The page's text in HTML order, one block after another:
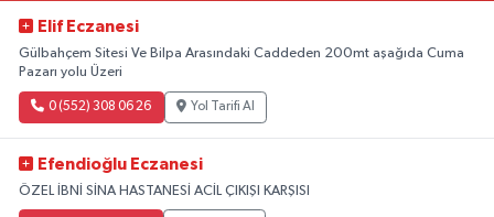
Elif Eczanesi
Gülbahçem Sitesi Ve Bilpa Arasındaki Caddeden 200mt aşağıda Cuma
Pazarı yolu Üzeri
0 (552) 308 06 26 Yol Tarifi Al
Efendioğlu Eczanesi
ÖZEL İBNİ SİNA HASTANESİ ACİL ÇIKIŞI KARŞISI